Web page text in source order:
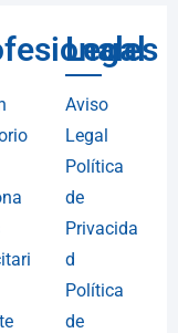
Legal
Aviso
Legal
Política
de
Privacida
d
Política
de